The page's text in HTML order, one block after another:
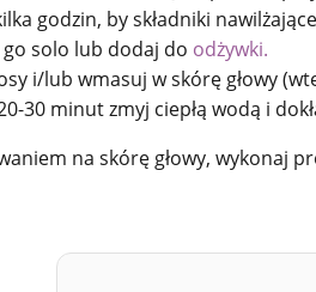
godzin, by składniki
solo lub dodaj do odżywki.
i/lub wmasuj w skórę głowy
30 minut zmyj ciepłą wodą i
na skórę głowy, wykonaj